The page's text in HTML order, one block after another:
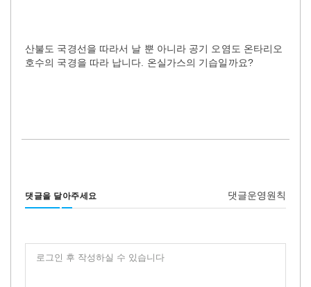
산불도 국경선을 따라서 날 뿐 아니라 공기 오염도 온타리오
호수의 국경을 따라 납니다. 온실가스의 기습일까요?
댓글을 달아주세요 댓글운영원칙
로그인 후 작성하실 수 있습니다